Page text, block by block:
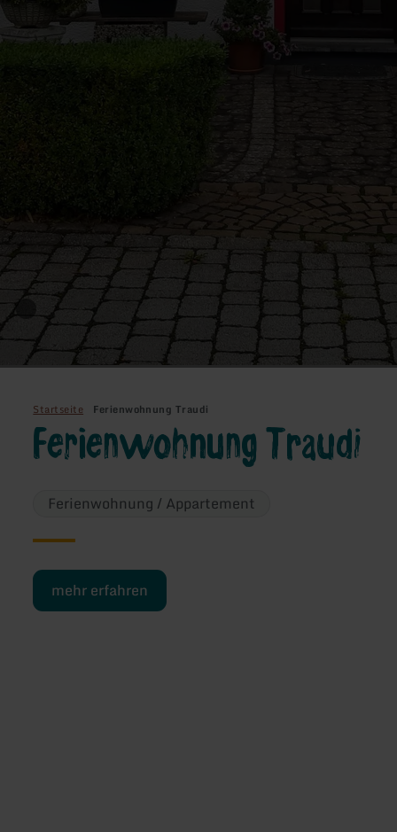
Startseite Ferienwohnung Traudi
Ferienwohnung Traudi
Ferienwohnung / Appartement
mehr erfahren